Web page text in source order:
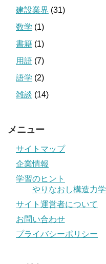
建設業界 (31)
数学 (1)
書籍 (1)
用語 (7)
語学 (2)
雑談 (14)
メニュー
サイトマップ
企業情報
学習のヒント
やりなおし構造力学
サイト運営者について
お問い合わせ
プライバシーポリシー